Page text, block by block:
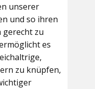
unserer
und so ihren
gerecht zu
es
zu knüpfen,